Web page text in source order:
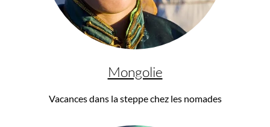
Mongolie
Vacances dans la steppe chez les nomades